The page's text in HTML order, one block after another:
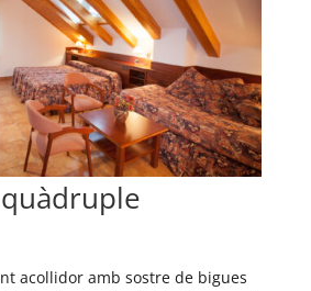
acollidor amb sostre de bigues